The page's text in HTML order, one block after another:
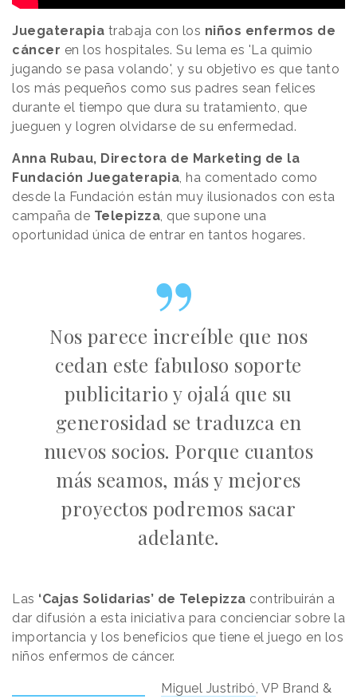
Juegaterapia trabaja con los niños enfermos de
cáncer en los hospitales. Su lema es 'La quimio
jugando se pasa volando', y su objetivo es que tanto
los más pequeños como sus padres sean felices
durante el tiempo que dura su tratamiento, que
jueguen y logren olvidarse de su enfermedad.
Anna Rubau, Directora de Marketing de la
Fundación Juegaterapia, ha comentado como
desde la Fundación están muy ilusionados con esta
campaña de Telepizza, que supone una
oportunidad única de entrar en tantos hogares.
Nos parece increíble que nos
cedan este fabuloso soporte
publicitario y ojalá que su
generosidad se traduzca en
nuevos socios. Porque cuantos
más seamos, más y mejores
proyectos podremos sacar
adelante.
Las ‘Cajas Solidarias’ de Telepizza contribuirán a
dar difusión a esta iniciativa para concienciar sobre la
importancia y los beneficios que tiene el juego en los
niños enfermos de cáncer.
Miguel Justribó, VP Brand &